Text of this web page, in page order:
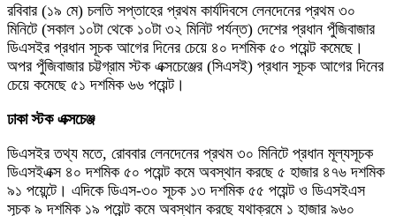
রবিবার (১৯ মে) চলতি সপ্তাহের প্রথম কার্যদিবসে লেনদেনের প্রথম ৩০
মিনিটে (সকাল ১০টা থেকে ১০টা ৩২ মিনিট পর্যন্ত) দেশের প্রধান পুঁজিবাজার
ডিএসইর প্রধান সূচক আগের দিনের চেয়ে ৪০ দশমিক ৫০ পয়েন্ট কমেছে।
অপর পুঁজিবাজার চট্টগ্রাম স্টক এক্সচেঞ্জের (সিএসই) প্রধান সূচক আগের দিনের
চেয়ে কমেছে ৫১ দশমিক ৬৬ পয়েন্ট।
ঢাকা স্টক এক্সচেঞ্জ
ডিএসইর তথ্য মতে, রোববার লেনদেনের প্রথম ৩০ মিনিটে প্রধান মূল্যসূচক
ডিএসইএক্স ৪০ দশমিক ৫০ পয়েন্ট কমে অবস্থান করছে ৫ হাজার ৪৭৬ দশমিক
৯১ পয়েন্টে। এদিকে ডিএস-৩০ সূচক ১৩ দশমিক ৫৫ পয়েন্ট ও ডিএসইএস
সূচক ৯ দশমিক ১৯ পয়েন্ট কমে অবস্থান করছে যথাক্রমে ১ হাজার ৯৬০